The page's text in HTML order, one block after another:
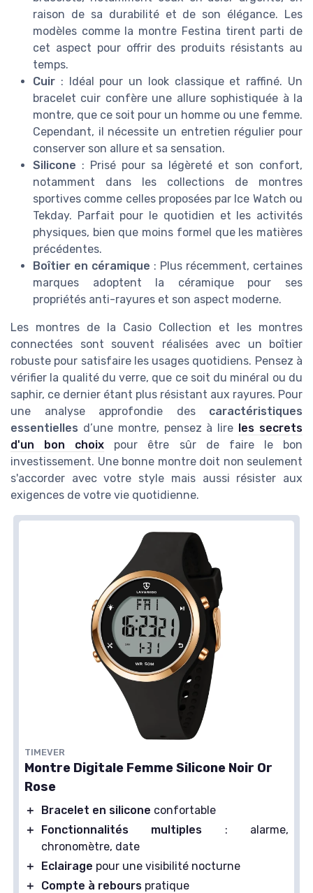
raison de sa durabilité et de son élégance. Les
modèles comme la montre Festina tirent parti de
cet aspect pour offrir des produits résistants au
temps.
Cuir : Idéal pour un look classique et raffiné. Un
bracelet cuir confère une allure sophistiquée à la
montre, que ce soit pour un homme ou une femme.
Cependant, il nécessite un entretien régulier pour
conserver son allure et sa sensation.
Silicone : Prisé pour sa légèreté et son confort,
notamment dans les collections de montres
sportives comme celles proposées par Ice Watch ou
Tekday. Parfait pour le quotidien et les activités
physiques, bien que moins formel que les matières
précédentes.
Boîtier en céramique : Plus récemment, certaines
marques adoptent la céramique pour ses
propriétés anti-rayures et son aspect moderne.
Les montres de la Casio Collection et les montres
connectées sont souvent réalisées avec un boîtier
robuste pour satisfaire les usages quotidiens. Pensez à
vérifier la qualité du verre, que ce soit du minéral ou du
saphir, ce dernier étant plus résistant aux rayures. Pour
une analyse approfondie des caractéristiques
essentielles d’une montre, pensez à lire les secrets
d'un bon choix pour être sûr de faire le bon
investissement. Une bonne montre doit non seulement
s'accorder avec votre style mais aussi résister aux
exigences de votre vie quotidienne.
TIMEVER
Montre Digitale Femme Silicone Noir Or
Rose
＋ Bracelet en silicone confortable
＋
Fonctionnalités multiples : alarme,
chronomètre, date
＋
Eclairage pour une visibilité nocturne
＋
Compte à rebours pratique